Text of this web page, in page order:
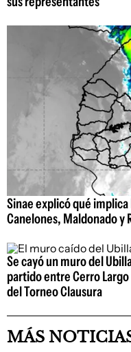
Sinae explicó qué
Canelones, Maldonado y
Se cayó un muro del
partido entre Cerro
del Torneo Clausura
MÁS